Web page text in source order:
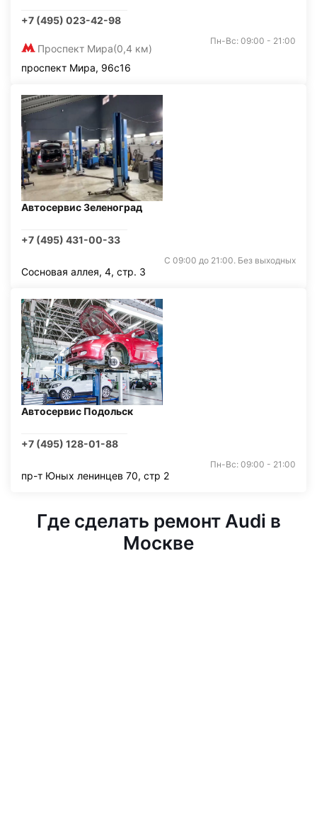
+7 (495) 023-42-98
Проспект Мира(0,4 км)
Пн-Вс: 09:00 - 21:00
проспект Мира, 96с16
Автосервис Зеленоград
+7 (495) 431-00-33
С 09:00 до 21:00. Без выходных
Сосновая аллея, 4, стр. 3
Автосервис Подольск
+7 (495) 128-01-88
Пн-Вс: 09:00 - 21:00
пр-т Юных ленинцев 70, стр 2
Где сделать ремонт Audi в
Москве